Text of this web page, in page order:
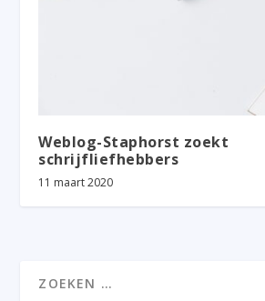
Weblog-Staphorst zoekt
schrijfliefhebbers
11 maart 2020